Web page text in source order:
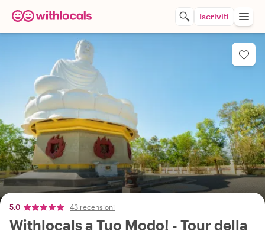
Iscriviti
5,0 43 recensioni
Withlocals a Tuo Modo! - Tour della